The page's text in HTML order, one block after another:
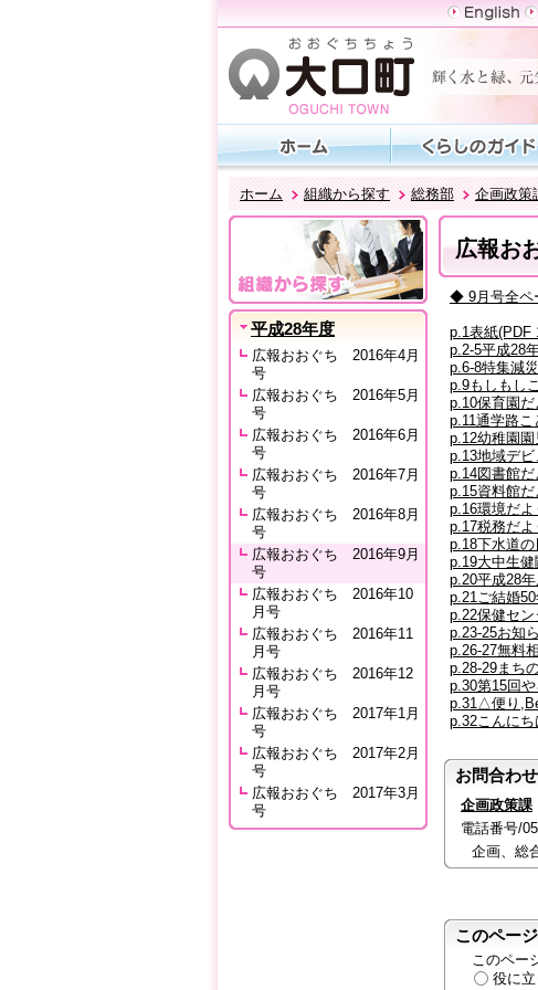
ホーム 組織から探す 総務部 企画政策
平成28年度
広報おおぐち 2016年4月
号
広報おおぐち 2016年5月
号
広報おおぐち 2016年6月
号
広報おおぐち 2016年7月
号
広報おおぐち 2016年8月
号
広報おおぐち 2016年9月
号
広報おおぐち 2016年10
月号
広報おおぐち 2016年11
月号
広報おおぐち 2016年12
月号
広報おおぐち 2017年1月
号
広報おおぐち 2017年2月
号
広報おおぐち 2017年3月
号
広報お
◆ 9月号全ペ
p.1表紙(PDF
p.2-5平成28
p.6-8特集減
p.9もしもし
p.10保育園
p.11通学路
p.12幼稚園
p.13地域デ
p.14図書館
p.15資料館
p.16環境だ
p.17税務だ
p.18下水道
p.19大中生
p.20平成28
p.21ご結婚
p.22保健セ
p.23-25お知
p.26-27無料
p.28-29まち
p.30第15回
p.31△便り
p.32こんに
お問合わ
企画政策課
電話番号/
企画、総
このペー
このペー
役に